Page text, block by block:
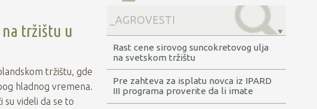
tržištu u
tržištu, gde
hladnog vremena.
su videli da se to
Rast cene sirovog suncokretovog ulja
na svetskom tržištu
Pre zahteva za isplatu novca iz IPARD
III programa proverite da li imate
dugovanja